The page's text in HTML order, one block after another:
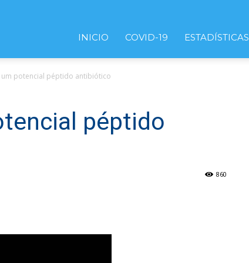
INICIO COVID-19 ESTADÍSTICAS
um potencial péptido antibiótico
péptido
860